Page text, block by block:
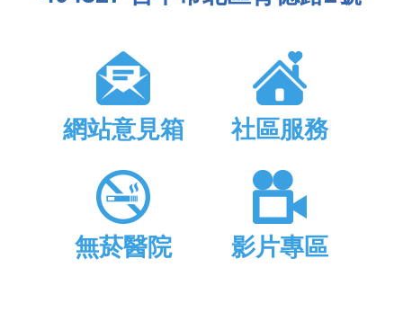
網站意見箱 社區服務
無菸醫院 影片專區